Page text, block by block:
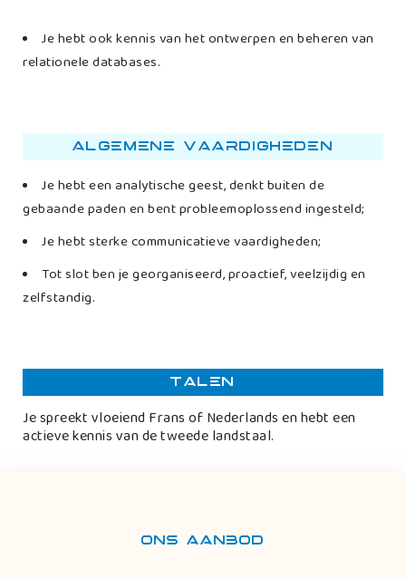
Je hebt ook kennis van het ontwerpen en beheren van
relationele databases.
Algemene vaardigheden
Je hebt een analytische geest, denkt buiten de
gebaande paden en bent probleemoplossend ingesteld;
Je hebt sterke communicatieve vaardigheden;
Tot slot ben je georganiseerd, proactief, veelzijdig en
zelfstandig.
Talen
Je spreekt vloeiend Frans of Nederlands en hebt een
actieve kennis van de tweede landstaal.
Ons aanbod